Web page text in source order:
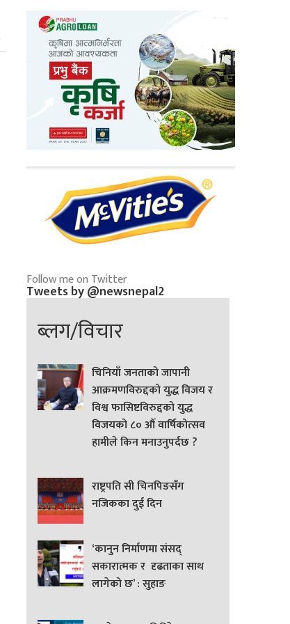
Follow me on Twitter
Tweets by @newsnepal2
ब्लग/विचार
चिनियाँ जनताको जापानी
आक्रमणविरुद्दको युद्ध विजय र
विश्व फासिष्टविरुद्दको युद्ध
विजयको ८० औं वार्षिकोत्सव
हामीले किन मनाउनुपर्दछ ?
राष्ट्रपति सी चिनपिङसँग
नजिकका दुई दिन
‘कानुन निर्माणमा संसद्
सकारात्मक र दृढताका साथ
लागेको छ’ : सुहाङ